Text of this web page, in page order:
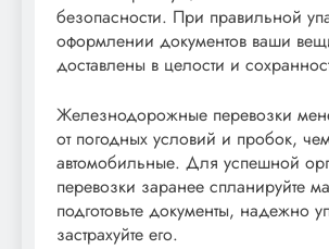
безопасности. При правильной
оформлении документов ваши
доставлены в целости и
Железнодорожные перевозки
от погодных условий и пробок,
автомобильные. Для успешной
перевозки заранее спланируйте
подготовьте документы, надежно
застрахуйте его.